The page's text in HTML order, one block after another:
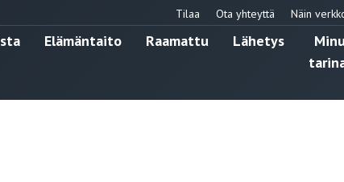
Tilaa Ota yhteyttä Näin
Elämäntaito Raamattu Lähetys